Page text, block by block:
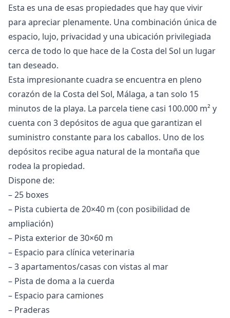
Esta es una de esas propiedades que hay que vivir
para apreciar plenamente. Una combinación única de
espacio, lujo, privacidad y una ubicación privilegiada
cerca de todo lo que hace de la Costa del Sol un lugar
tan deseado.
Esta impresionante cuadra se encuentra en pleno
corazón de la Costa del Sol, Málaga, a tan solo 15
minutos de la playa. La parcela tiene casi 100.000 m² y
cuenta con 3 depósitos de agua que garantizan el
suministro constante para los caballos. Uno de los
depósitos recibe agua natural de la montaña que
rodea la propiedad.
Dispone de:
– 25 boxes
– Pista cubierta de 20×40 m (con posibilidad de
ampliación)
– Pista exterior de 30×60 m
– Espacio para clínica veterinaria
– 3 apartamentos/casas con vistas al mar
– Pista de doma a la cuerda
– Espacio para camiones
– Praderas